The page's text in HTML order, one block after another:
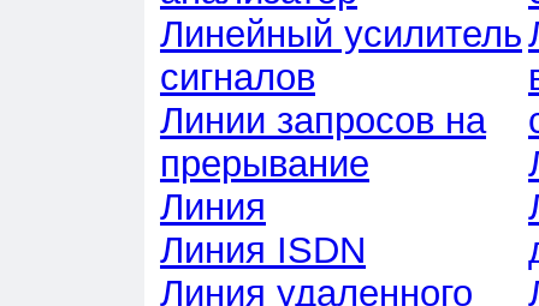
Линейный усилитель
сигналов
Линии запросов на
прерывание
Линия
Линия ISDN
Линия удаленного